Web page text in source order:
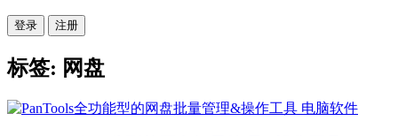
登录 注册
标签: 网盘
电脑软件